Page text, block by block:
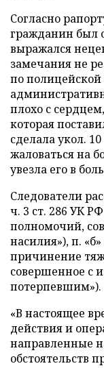
Согласно
гражданин был
выражался
замечания не
по полицейской
плохо с
которая
сделала укол.
жаловаться на
увезла его в
Следователи
ч. 3 ст. 286 УК
полномочий,
насилия»), п.
причинение
совершенное с
потерпевшим»).
«В настоящее
действия и
направленные
обстоятельств